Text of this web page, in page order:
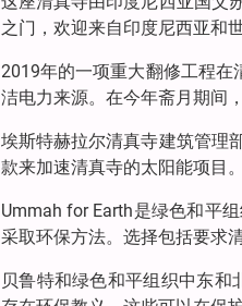
之门，欢迎来自印度尼西亚和
2019年的一项重大翻修工程在
洁电力来源。在今年斋月期间
埃斯特赫拉尔清真寺建筑管理
款来加速清真寺的太阳能项目。
Ummah for Earth是绿色和平
采取环保方法。选择包括要求
贝鲁特和绿色和平组织中东和